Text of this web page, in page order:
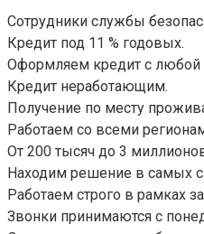
Сотрудники службы
Кредит под 11 % годовых.
Оформляем кредит с любой
Кредит неработающим.
Получение по месту
Работаем со всеми
От 200 тысяч до 3
Находим решение в самых
Работаем строго в рамках
Звонки принимаются с